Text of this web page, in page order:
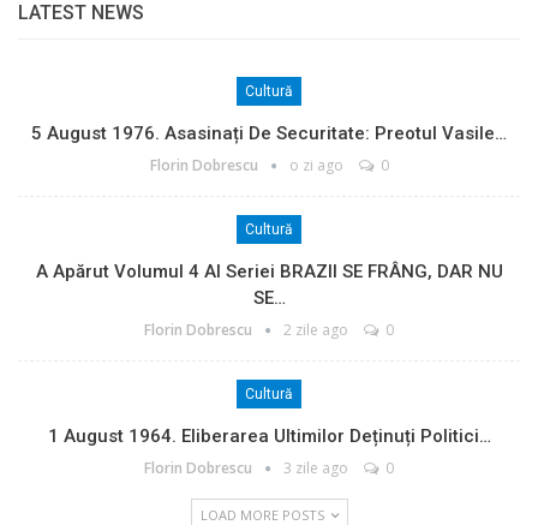
LATEST NEWS
Cultură
5 August 1976. Asasinați De Securitate: Preotul Vasile…
Florin Dobrescu o zi ago 0
Cultură
A Apărut Volumul 4 Al Seriei BRAZII SE FRÂNG, DAR NU
SE…
Florin Dobrescu 2 zile ago 0
Cultură
1 August 1964. Eliberarea Ultimilor Deținuți Politici…
Florin Dobrescu 3 zile ago 0
LOAD MORE POSTS